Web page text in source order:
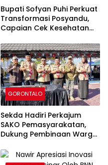
Bupati Sofyan Puhi Perkuat
Transformasi Posyandu,
Capaian Cek Kesehatan
Gorontalo Tembus 54,43
Persen
GORONTALO
Sekda Hadiri Perkajum
SAKO Pemasyarakatan,
Dukung Pembinaan Warga
Perempuan Gorontalo